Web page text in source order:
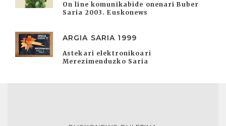
On line komunikabide onenari Buber
Saria 2003. Euskonews
ARGIA SARIA 1999
Astekari elektronikoari
Merezimenduzko Saria